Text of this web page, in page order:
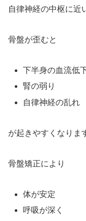
自律神経の中枢に近
骨盤が歪むと
下半身の血流低
腎の弱り
自律神経の乱れ
が起きやすくなりま
骨盤矯正により
体が安定
呼吸が深く